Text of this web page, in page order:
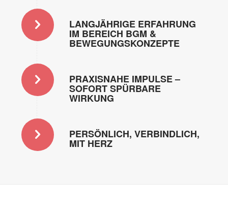
LANGJÄHRIGE ERFAHRUNG
IM BEREICH BGM &
BEWEGUNGSKONZEPTE
PRAXISNAHE IMPULSE –
SOFORT SPÜRBARE
WIRKUNG
PERSÖNLICH, VERBINDLICH,
MIT HERZ